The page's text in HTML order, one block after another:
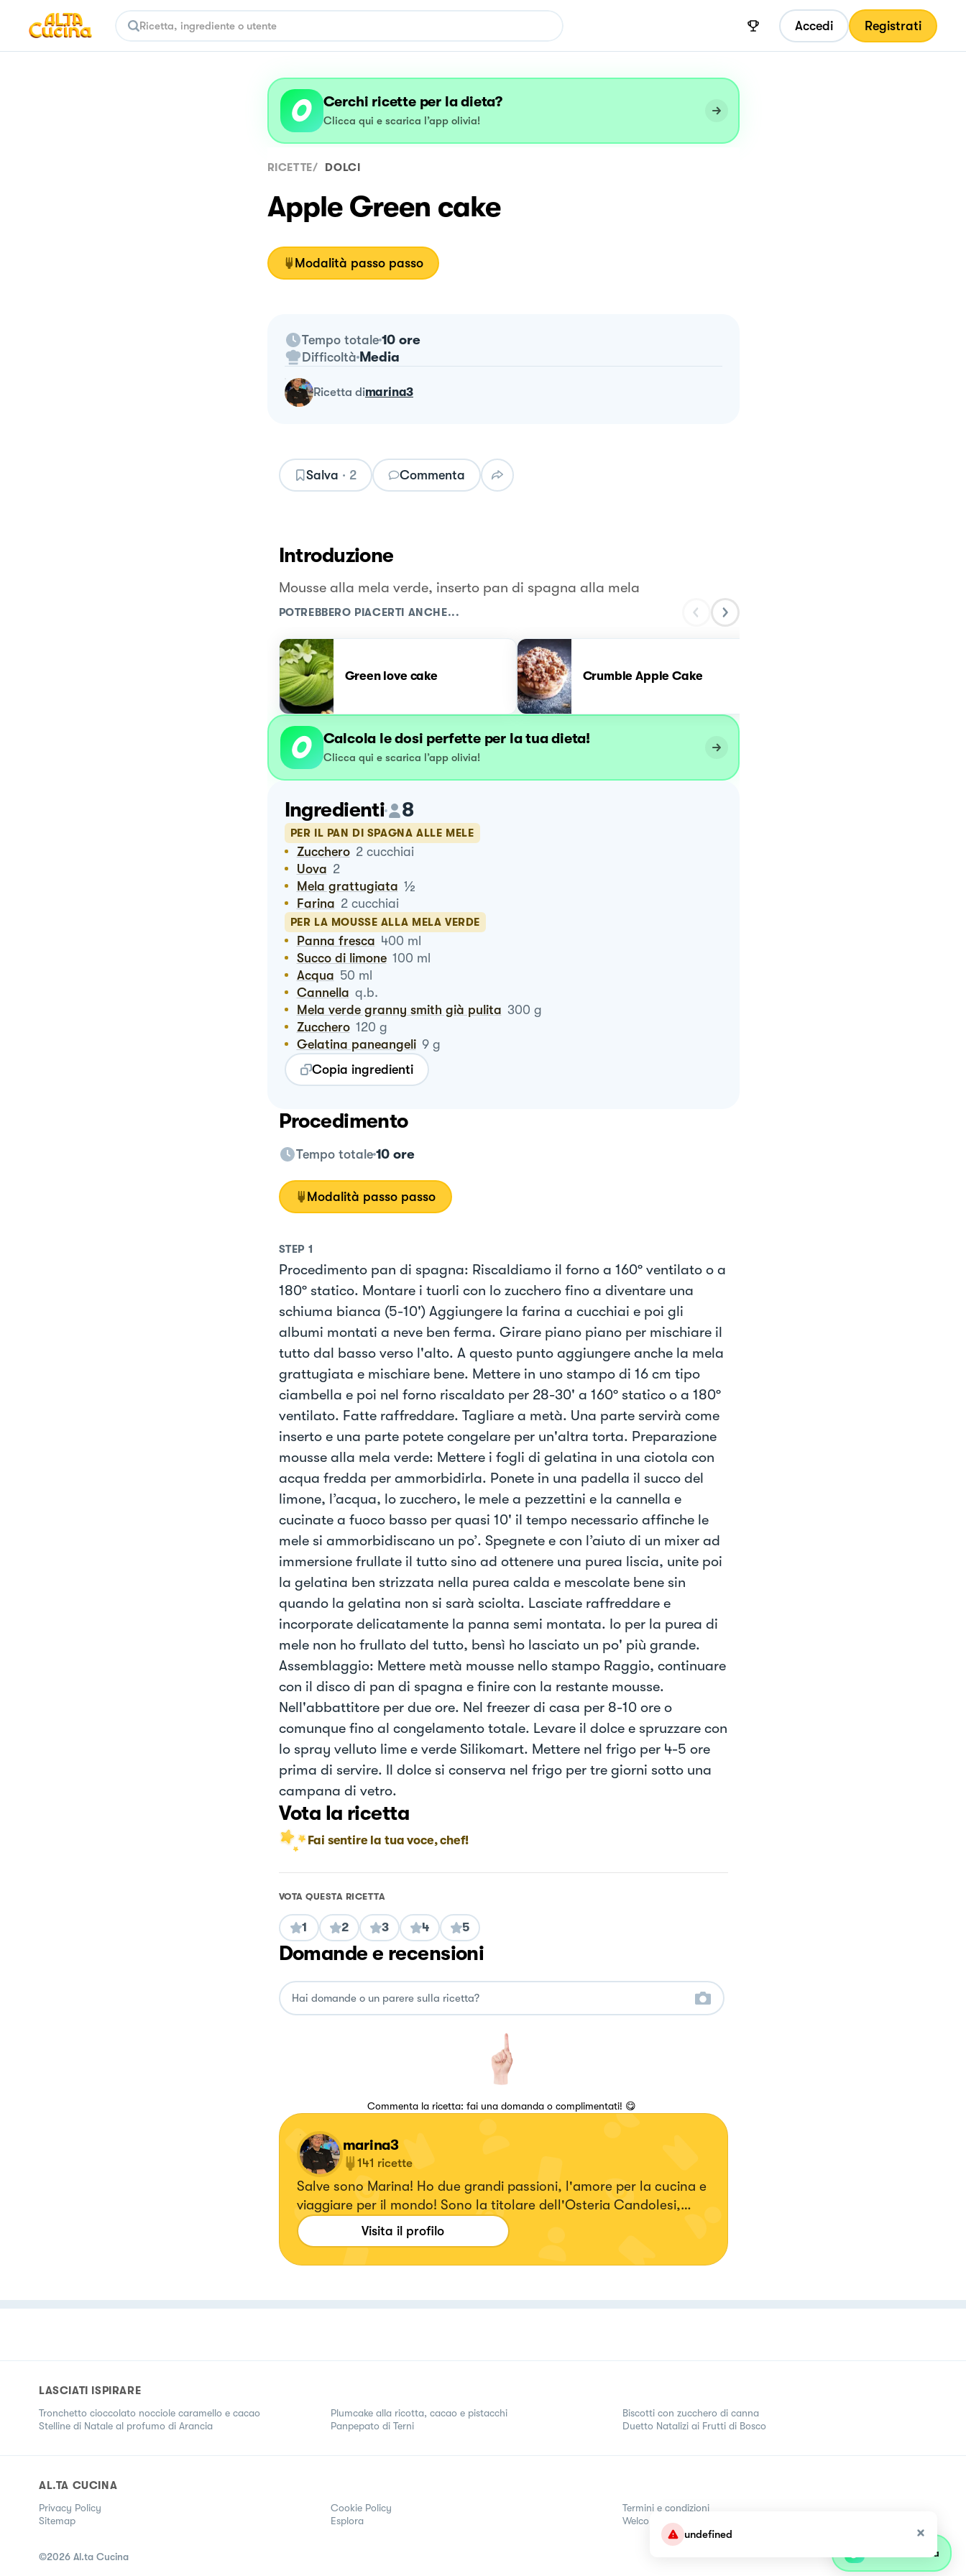
undefined
Accedi Registrati
Cerchi ricette per la dieta?
Clicca qui e scarica l’app olivia!
RICETTE/ DOLCI
Apple Green cake
Modalità passo passo
Tempo totale 10 ore
Difficoltà Media
ricetta dimarina3
Salva · 2 Commenta
Introduzione
Mousse alla mela verde, inserto pan di spagna alla mela
POTREBBERO PIACERTI ANCHE...
Green love cake Crumble Apple Cake
Calcola le dosi perfette per la tua dieta!
Clicca qui e scarica l’app olivia!
Ingredienti 8
PER IL PAN DI SPAGNA ALLE MELE
Zucchero 2 cucchiai
Uova 2
Mela grattugiata ½
Farina 2 cucchiai
PER LA MOUSSE ALLA MELA VERDE
Panna fresca 400 ml
Succo di limone 100 ml
Acqua 50 ml
Cannella q.b.
Mela verde granny smith già pulita 300 g
Zucchero 120 g
Gelatina paneangeli 9 g
Copia ingredienti
Procedimento
Tempo totale 10 ore
Modalità passo passo
STEP 1
Procedimento pan di spagna: Riscaldiamo il forno a 160º ventilato o a
180º statico. Montare i tuorli con lo zucchero fino a diventare una
schiuma bianca (5-10') Aggiungere la farina a cucchiai e poi gli
albumi montati a neve ben ferma. Girare piano piano per mischiare il
tutto dal basso verso l'alto. A questo punto aggiungere anche la mela
grattugiata e mischiare bene. Mettere in uno stampo di 16 cm tipo
ciambella e poi nel forno riscaldato per 28-30' a 160º statico o a 180º
ventilato. Fatte raffreddare. Tagliare a metà. Una parte servirà come
inserto e una parte potete congelare per un'altra torta. Preparazione
mousse alla mela verde: Mettere i fogli di gelatina in una ciotola con
acqua fredda per ammorbidirla. Ponete in una padella il succo del
limone, l’acqua, lo zucchero, le mele a pezzettini e la cannella e
cucinate a fuoco basso per quasi 10' il tempo necessario affinche le
mele si ammorbidiscano un po’. Spegnete e con l’aiuto di un mixer ad
immersione frullate il tutto sino ad ottenere una purea liscia, unite poi
la gelatina ben strizzata nella purea calda e mescolate bene sin
quando la gelatina non si sarà sciolta. Lasciate raffreddare e
incorporate delicatamente la panna semi montata. Io per la purea di
mele non ho frullato del tutto, bensì ho lasciato un po' più grande.
Assemblaggio: Mettere metà mousse nello stampo Raggio, continuare
con il disco di pan di spagna e finire con la restante mousse.
Nell'abbattitore per due ore. Nel freezer di casa per 8-10 ore o
comunque fino al congelamento totale. Levare il dolce e spruzzare con
lo spray velluto lime e verde Silikomart. Mettere nel frigo per 4-5 ore
prima di servire. Il dolce si conserva nel frigo per tre giorni sotto una
campana di vetro.
Vota la ricetta
Fai sentire la tua voce, chef!
VOTA QUESTA RICETTA
1 2 3 4 5
Domande e recensioni
Commenta la ricetta: fai una domanda o complimentati! 😋
marina3
141 ricette
Salve sono Marina! Ho due grandi passioni, l'amore per la cucina e
viaggiare per il mondo! Sono la titolare dell'Osteria Candolesi,
dove sono anche alla guida della cucina. Da tre anni su Facebook
ho una mia pagina blog "Deliziosamente Cucinando"e un gruppo
di cucina "Quelli che adorano cucinare"
Visita il profilo
LASCIATI ISPIRARE
Tronchetto cioccolato nocciole caramello e cacao
Stelline di Natale al profumo di Arancia
Plumcake alla ricotta, cacao e pistacchi
Panpepato di Terni
Biscotti con zucchero di canna
Duetto Natalizi ai Frutti di Bosco
AL.TA CUCINA
Privacy Policy Cookie Policy
Termini e condizioni
Sitemap
Esplora Welcome
©2026 Al.ta Cucina Parla con olivia